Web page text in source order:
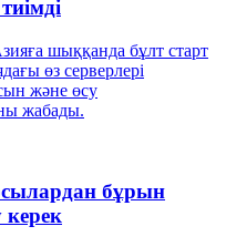
шыққанда бұлт старт
өз серверлері
және өсу
жабады.
бұрын
керек